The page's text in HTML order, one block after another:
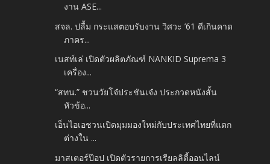
งาน ASE...
สจล. ปลื้ม กระแสตอบรับงาน วิศวะ ’61 ดีเกินคาด
ภาคร...
เนสท์เล่ เปิดตัวผลิตภัณฑ์ NANKID Suprema 3
เครื่อง...
“สทน.” ชวนวัยโจ๋ประชันเจ๋ง ประกวดหนังสั้น
หัวข้อ...
เอ็นไอเอชวนเปิดมุมมองใหม่กับประเทศไทยที่แตก
ต่างใน ...
มาสเตอร์ป๊อป เปิดตัวรายการเรียลลิตี้ออนไลน์